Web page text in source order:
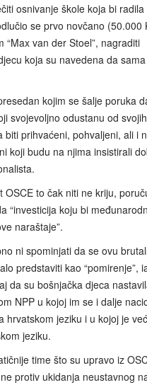
osnivanje škole koja bi radila
se prvo novčano (50.000
“Max van der Stoel”, nagraditi
koja su navedena da
kojim se šalje poruka
svojevoljno odustanu od
biti prihvaćeni, pohvaljeni, ali i
koji budu na njima insistirali
OSCE to čak niti ne kriju,
“investicija koju bi
naraštaje”.
ni spominjati da se ovu
predstaviti kao “pomirenje”,
da su bošnjačka djeca
NPP u kojoj im se i dalje
hrvatskom jeziku i u kojoj je
jeziku.
time što su upravo iz
protiv ukidanja neustavnog